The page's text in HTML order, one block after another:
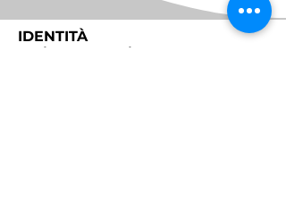
IDENTITÀ
Turi Borgo Antico